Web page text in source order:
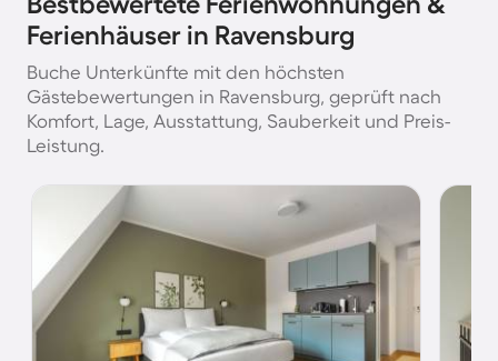
Ferienhäuser in Ravensburg
Buche Unterkünfte mit den höchsten
Gästebewertungen in Ravensburg, geprüft nach
Komfort, Lage, Ausstattung, Sauberkeit und Preis-
Leistung.